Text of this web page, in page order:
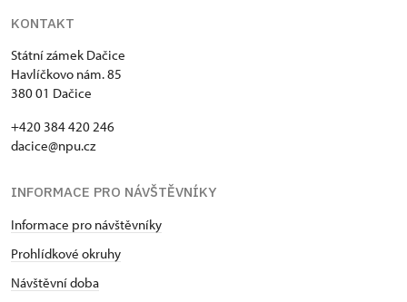
KONTAKT
Státní zámek Dačice
Havlíčkovo nám. 85
380 01 Dačice
+420 384 420 246
dacice@npu.cz
INFORMACE PRO NÁVŠTĚVNÍKY
Informace pro návštěvníky
Prohlídkové okruhy
Návštěvní doba